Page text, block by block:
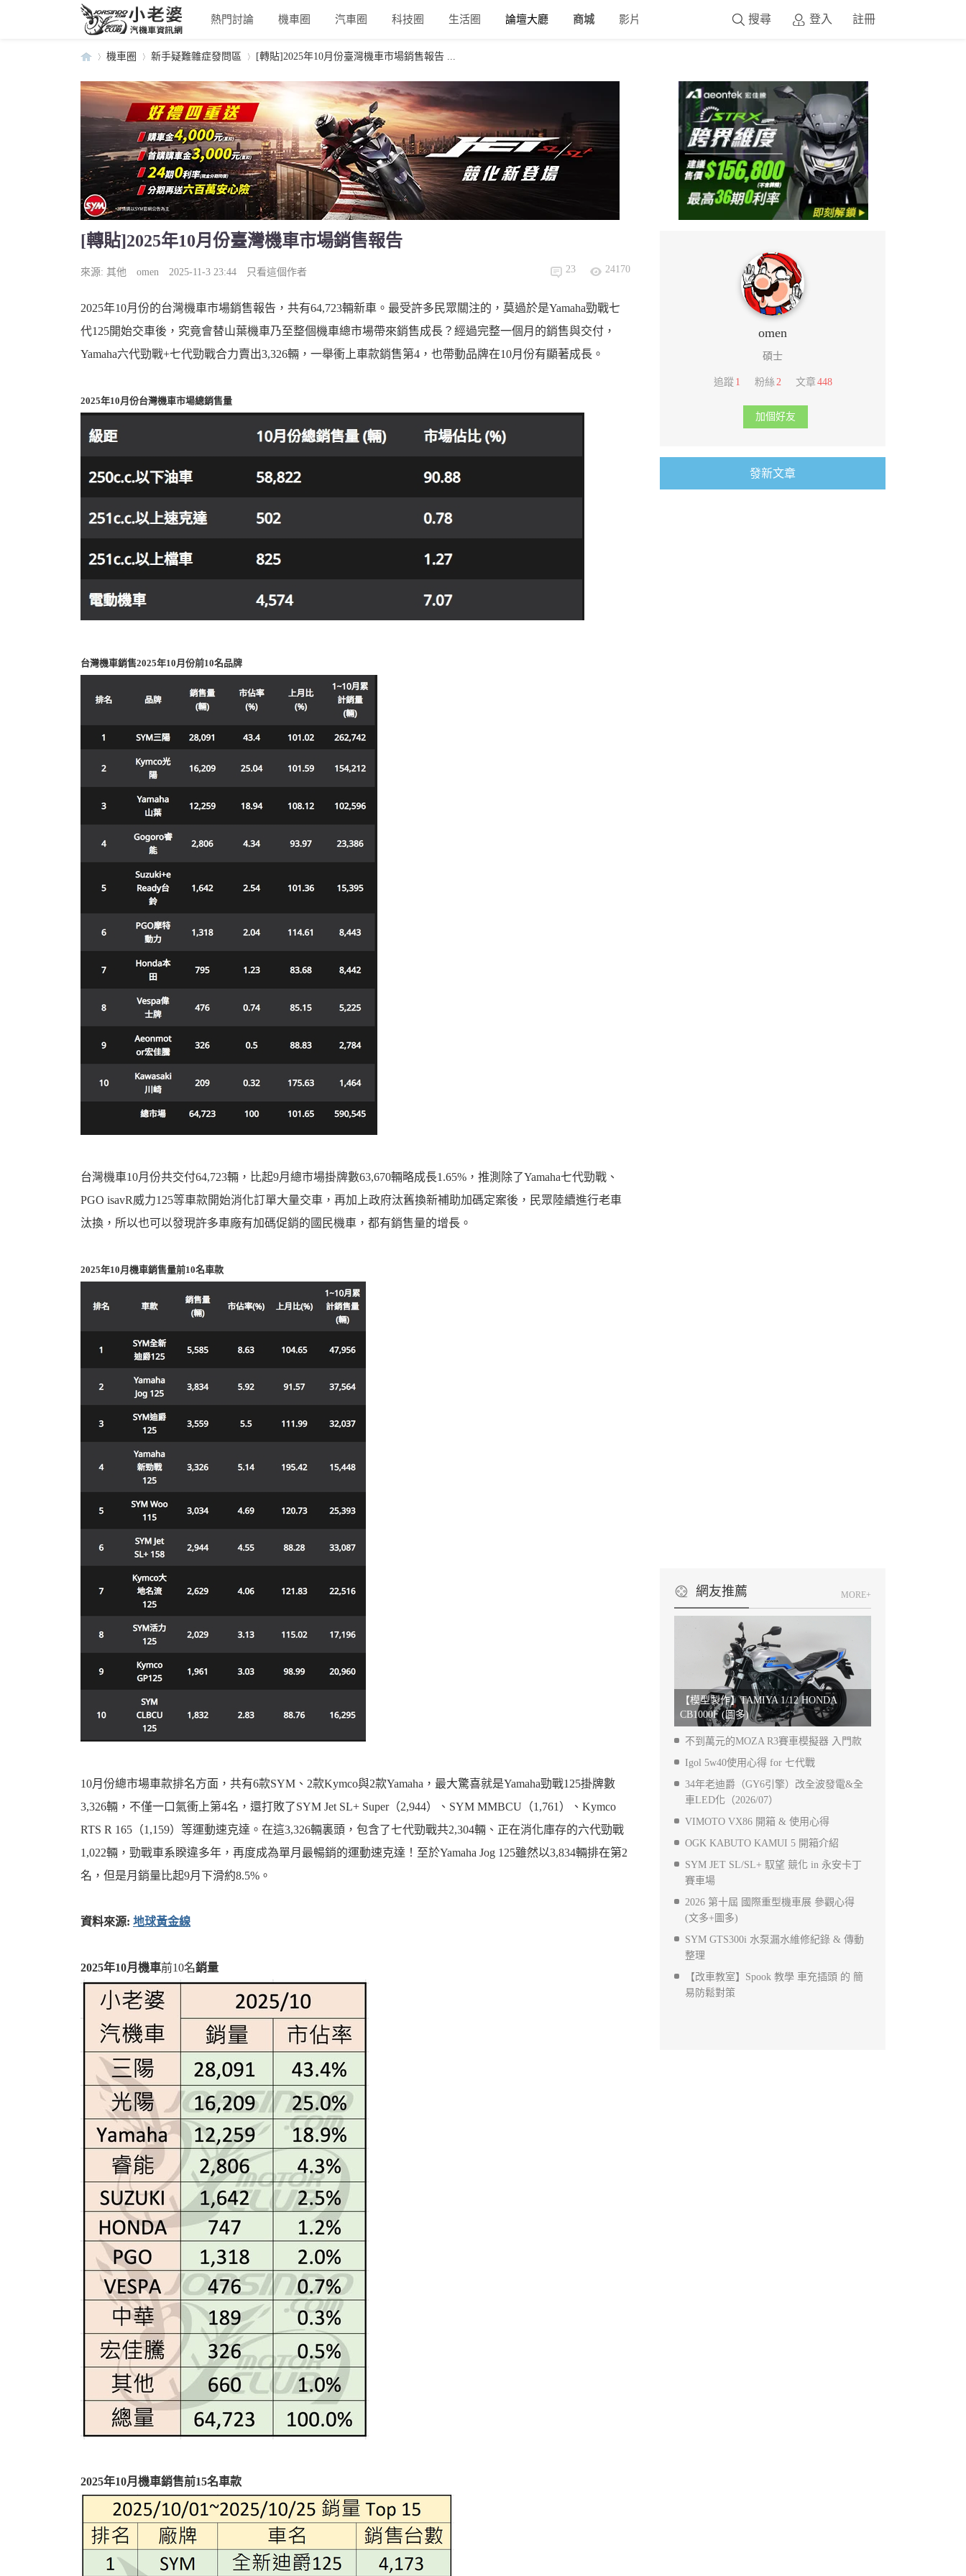
熱門討論 機車圈 汽車圈 科技圈 生活圈 論壇大廳 商城 影片 登入 註冊
搜尋
小
婆
網
›
機車圈
›
新手疑難雜症發問區 [轉貼]2025年10月份臺灣機車市場銷售報告 ...
[轉貼]2025年10月份臺灣機車市場銷售報告
來源: 其他 omen 2025-11-3 23:44 只看這個作者 23 24170
2025年10月份的台灣機車市場銷售報告，共有64,723輛新車。最受許多民眾關注的，莫過於是Yamaha勁戰七
代125開始交車後，究竟會替山葉機車乃至整個機車總市場帶來銷售成長？經過完整一個月的銷售與交付，
Yamaha六代勁戰+七代勁戰合力賣出3,326輛，一舉衝上車款銷售第4，也帶動品牌在10月份有顯著成長。
2025年10月份台灣機車市場總銷售量
台灣機車銷售2025年10月份前10名品牌
台灣機車10月份共交付64,723輛，比起9月總市場掛牌數63,670輛略成長1.65%，推測除了Yamaha七代勁戰、
PGO isavR威力125等車款開始消化訂單大量交車，再加上政府汰舊換新補助加碼定案後，民眾陸續進行老車
汰換，所以也可以發現許多車廠有加碼促銷的國民機車，都有銷售量的增長。
2025年10月機車銷售量前10名車款
10月份總市場車款排名方面，共有6款SYM、2款Kymco與2款Yamaha，最大驚喜就是Yamaha勁戰125掛牌數
3,326輛，不僅一口氣衝上第4名，還打敗了SYM Jet SL+ Super（2,944）、SYM MMBCU（1,761）、Kymco
RTS R 165（1,159）等運動速克達。在這3,326輛裏頭，包含了七代勁戰共2,304輛、正在消化庫存的六代勁戰
1,022輛，勁戰車系睽違多年，再度成為單月最暢銷的運動速克達！至於Yamaha Jog 125雖然以3,834輛排在第2
名，但是月銷量比起9月下滑約8.5%。
資料來源: 地球黃金線
2025年10月機車前10名銷量
2025年10月機車銷售前15名車款
omen
碩士
追蹤 1 粉絲 2 文章448
加個好友
發新文章
網友推薦 MORE+
【模型製作】TAMIYA 1/12 HONDA
CB1000F (圖多)
不到萬元的MOZA R3賽車模擬器 入門款
Igol 5w40使用心得 for 七代戰
34年老迪爵（GY6引擎）改全波發電&全
車LED化（2026/07）
VIMOTO VX86 開箱 & 使用心得
OGK KABUTO KAMUI 5 開箱介紹
SYM JET SL/SL+ 馭望 競化 in 永安卡丁
賽車場
2026 第十屆 國際重型機車展 參觀心得
(文多+圖多)
SYM GTS300i 水泵漏水維修紀錄 & 傳動
整理
【改車教室】Spook 教學 車充插頭 的 簡
易防鬆對策